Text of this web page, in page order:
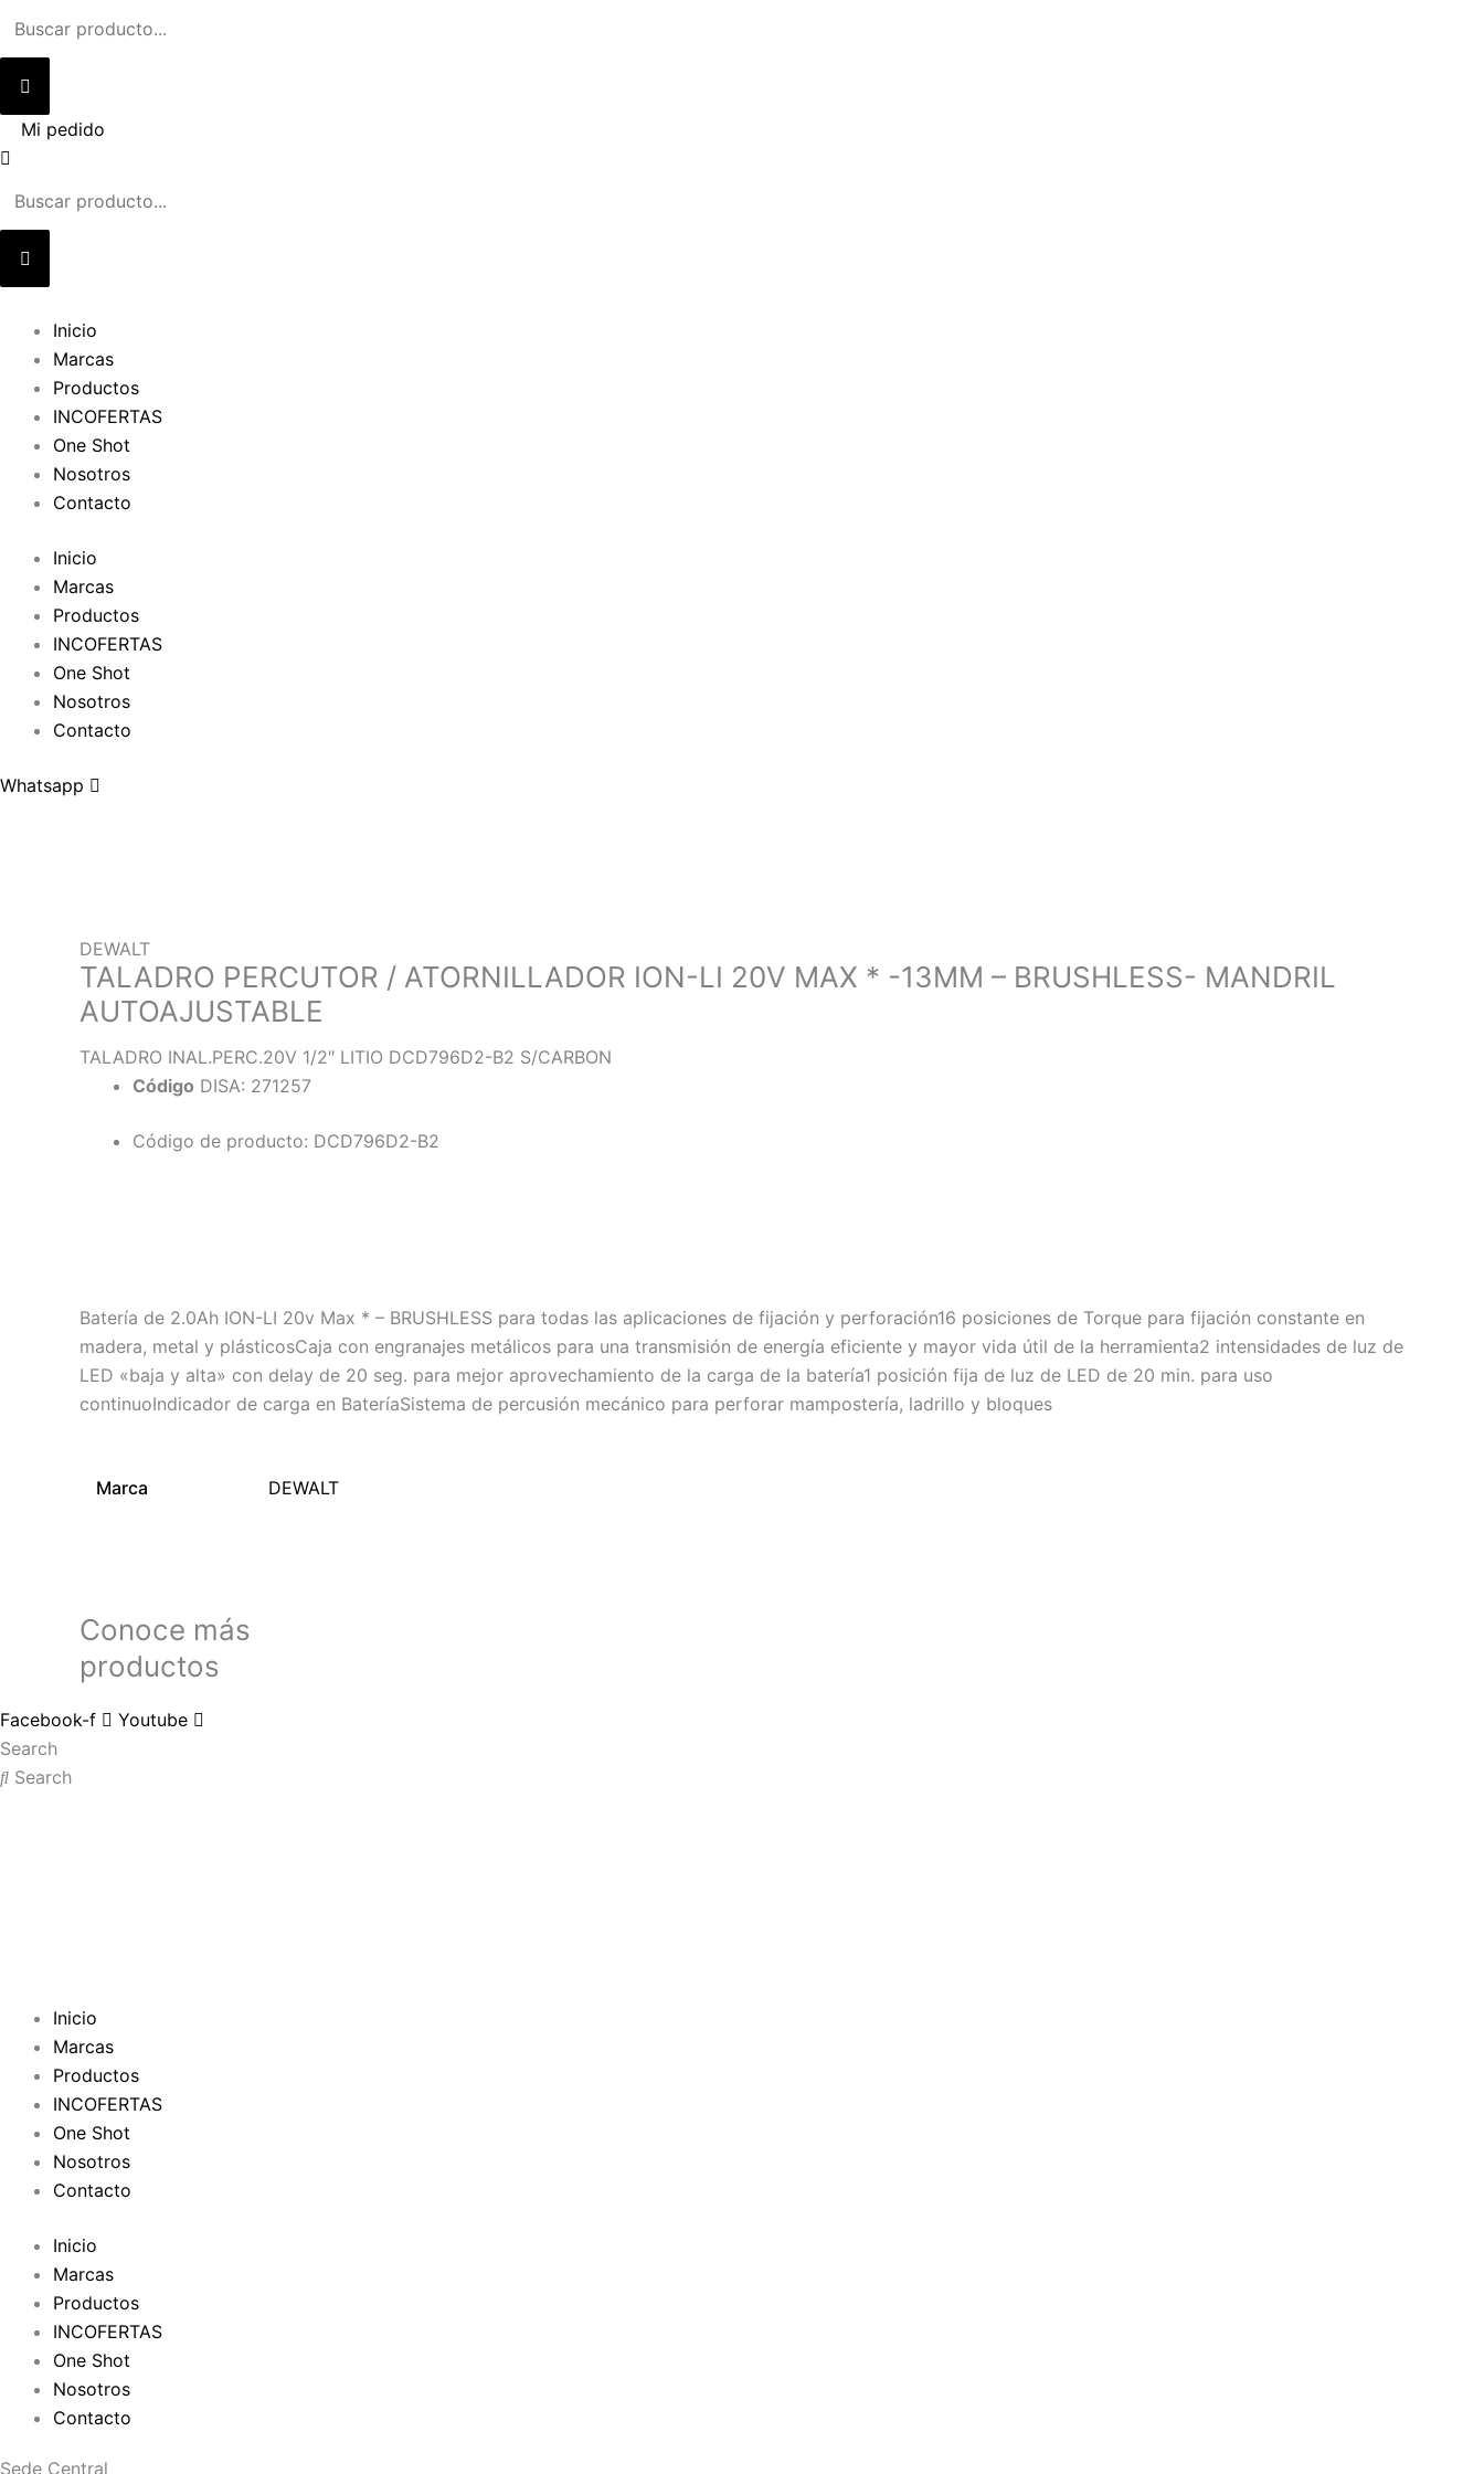
Mi pedido
Inicio
Marcas
Productos
INCOFERTAS
One Shot
Nosotros
Contacto
Inicio
Marcas
Productos
INCOFERTAS
One Shot
Nosotros
Contacto
Whatsapp
DEWALT
TALADRO PERCUTOR / ATORNILLADOR ION-LI 20V MAX * -13MM – BRUSHLESS- MANDRIL
AUTOAJUSTABLE
TALADRO INAL.PERC.20V 1/2″ LITIO DCD796D2-B2 S/CARBON
Código DISA: 271257
Código de producto: DCD796D2-B2
Batería de 2.0Ah ION-LI 20v Max * – BRUSHLESS para todas las aplicaciones de fijación y perforación16 posiciones de Torque para fijación constante en
madera, metal y plásticosCaja con engranajes metálicos para una transmisión de energía eficiente y mayor vida útil de la herramienta2 intensidades de luz de
LED «baja y alta» con delay de 20 seg. para mejor aprovechamiento de la carga de la batería1 posición fija de luz de LED de 20 min. para uso
continuoIndicador de carga en BateríaSistema de percusión mecánico para perforar mampostería, ladrillo y bloques
Marca DEWALT
Conoce más
productos
Facebook-f
Youtube
Search
Search
Inicio
Marcas
Productos
INCOFERTAS
One Shot
Nosotros
Contacto
Inicio
Marcas
Productos
INCOFERTAS
One Shot
Nosotros
Contacto
Sede Central